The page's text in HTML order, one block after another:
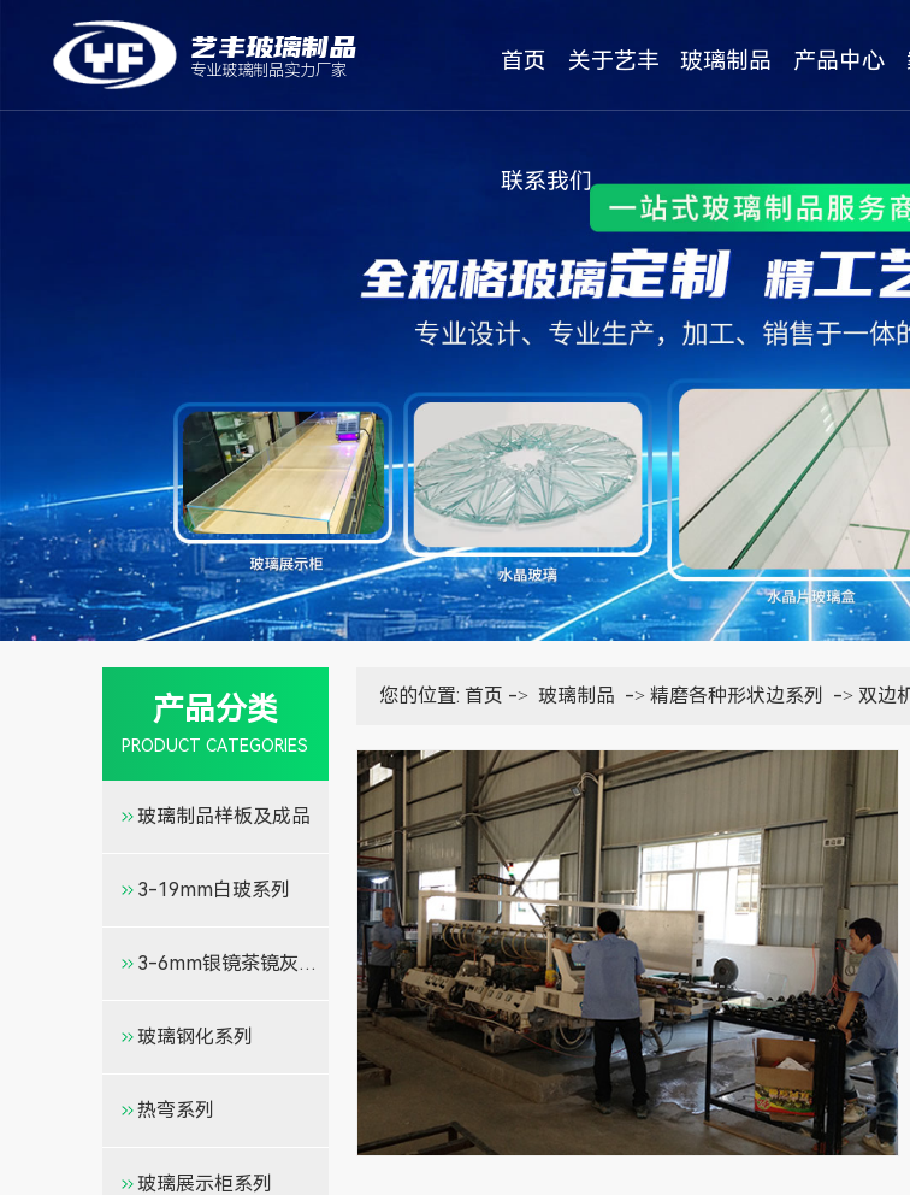
艺丰玻璃制品
专业玻璃制品实力厂家 首页 关于艺丰
公司简介
企业文化
企业形象
资质证书
视频中心
玻璃制品 产品中心
玻璃制品样板及成品
3-19mm白玻系列
3-6mm银镜茶镜灰镜金镜
玻璃钢化系列
热弯系列
玻璃展示柜系列
更多>>
公司新闻
行业资讯
常见问题
联系我们
产品分类
PRODUCT CATEGORIES
玻璃制品样板及成品
3-19mm白玻系列
3-6mm银镜茶镜灰镜金镜
玻璃钢化系列
热弯系列
玻璃展示柜系列
您的位置: 首页 -> 玻璃制品 -> 精磨各种形状边系列 -> 双边